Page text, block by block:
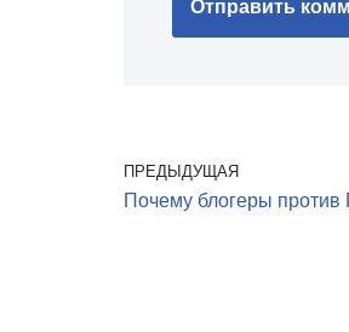
ПРЕДЫДУЩАЯ
Почему блогеры против